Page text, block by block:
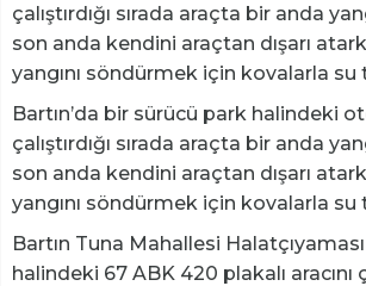
çalıştırdığı sırada araçta bir anda
son anda kendini araçtan dışarı
yangını söndürmek için kovalarla su
Bartın’da bir sürücü park halindeki
çalıştırdığı sırada araçta bir anda
son anda kendini araçtan dışarı
yangını söndürmek için kovalarla su
Bartın Tuna Mahallesi
halindeki 67 ABK 420 plakalı aracını